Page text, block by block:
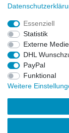
Widerrufs­recht
©
Essenziell
Statistik
Externe
DHL
PayPal
Funktional
Weitere